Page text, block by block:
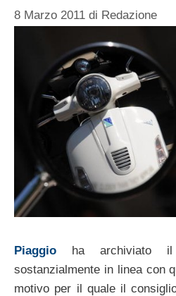
8 Marzo 2011 di Redazione
Piaggio ha archiviato il
sostanzialmente in linea con
motivo per il quale il